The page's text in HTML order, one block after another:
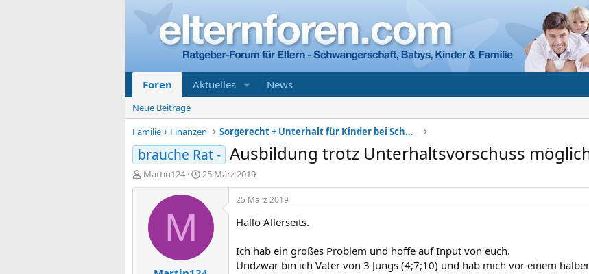
Foren Aktuelles News
Neue Beiträge
Familie + Finanzen
Sorgerecht + Unterhalt für Kinder bei Scheidung
brauche Rat - Ausbildung trotz Unterhaltsvorschuss
E
r
Martin124
E
r
25 März 2019
M
25 März 2019
Hallo Allerseits.
Ich hab ein großes Problem und hoffe auf Input von euch.
Undzwar bin ich Vater von 3 Jungs (4;7;10) und hab mich vor einem